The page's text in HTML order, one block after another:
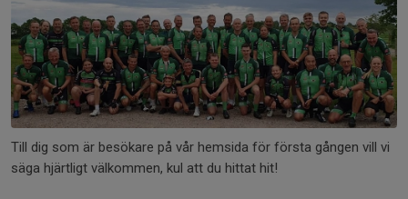
Till dig som är besökare på vår hemsida för första gången vill vi
säga hjärtligt välkommen, kul att du hittat hit!